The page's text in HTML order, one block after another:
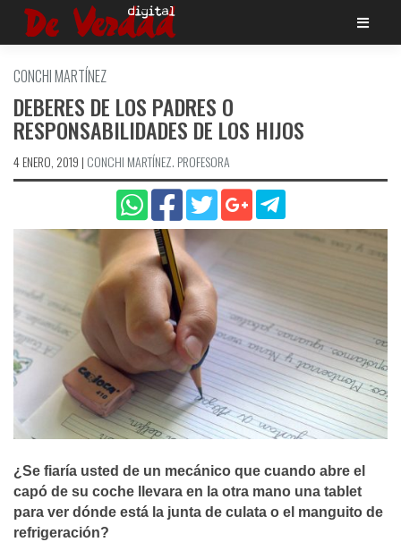
Saltar
CONCHI MARTÍ­NEZ
DEBERES DE LOS PADRES O
RESPONSABILIDADES DE LOS HIJOS
4 ENERO, 2019 | CONCHI MARTÍ­NEZ. PROFESORA
¿Se fiaría usted de un mecánico que cuando abre el
capó de su coche llevara en la otra mano una tablet
para ver dónde está la junta de culata o el manguito de
refrigeración?